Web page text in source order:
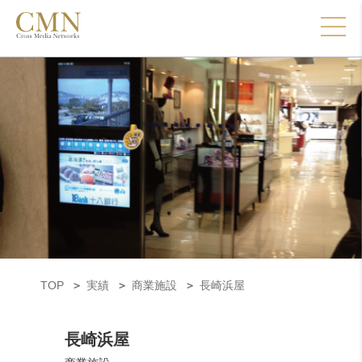
TOP 実績 商業施設 長崎浜屋
長崎浜屋